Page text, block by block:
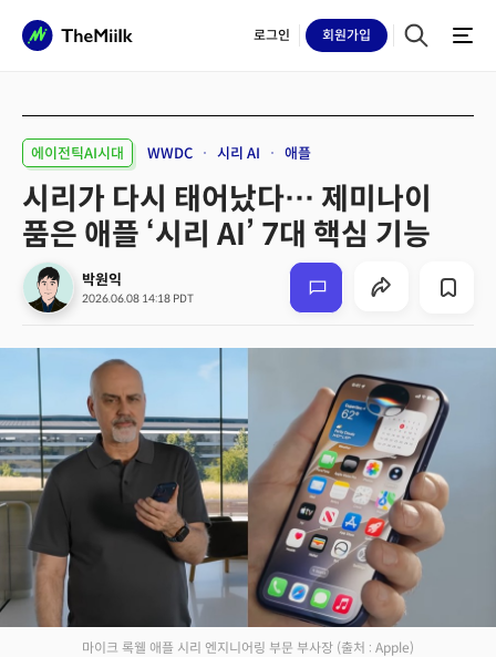
로그인 회원가입
에이전틱AI시대 WWDC 시리 AI 애플
시리가 다시 태어났다… 제미나이
품은 애플 ‘시리 AI’ 7대 핵심 기능
박원익
2026.06.08 14:18 PDT
마이크 록웰 애플 시리 엔지니어링 부문 부사장 (출처 : Apple)